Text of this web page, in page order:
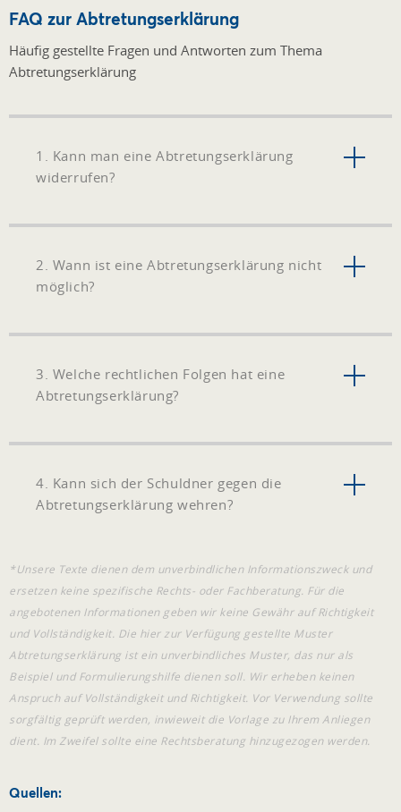
FAQ zur Abtretungserklärung
Häufig gestellte Fragen und Antworten zum Thema
Abtretungserklärung
1. Kann man eine Abtretungserklärung
widerrufen?
2. Wann ist eine Abtretungserklärung nicht
möglich?
3. Welche rechtlichen Folgen hat eine
Abtretungserklärung?
4. Kann sich der Schuldner gegen die
Abtretungserklärung wehren?
*Unsere Texte dienen dem unverbindlichen Informationszweck und
ersetzen keine spezifische Rechts- oder Fachberatung. Für die
angebotenen Informationen geben wir keine Gewähr auf Richtigkeit
und Vollständigkeit. Die hier zur Verfügung gestellte Muster
Abtretungserklärung ist ein unverbindliches Muster, das nur als
Beispiel und Formulierungshilfe dienen soll. Wir erheben keinen
Anspruch auf Vollständigkeit und Richtigkeit. Vor Verwendung sollte
sorgfältig geprüft werden, inwieweit die Vorlage zu Ihrem Anliegen
dient. Im Zweifel sollte eine Rechtsberatung hinzugezogen werden.
Quellen: